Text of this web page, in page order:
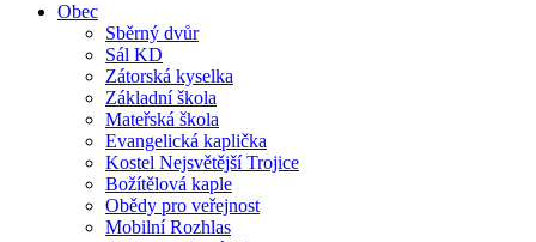
Obec
Sběrný dvůr
Sál KD
Zátorská kyselka
Základní škola
Mateřská škola
Evangelická kaplička
Kostel Nejsvětější Trojice
Božítělová kaple
Obědy pro veřejnost
Mobilní Rozhlas